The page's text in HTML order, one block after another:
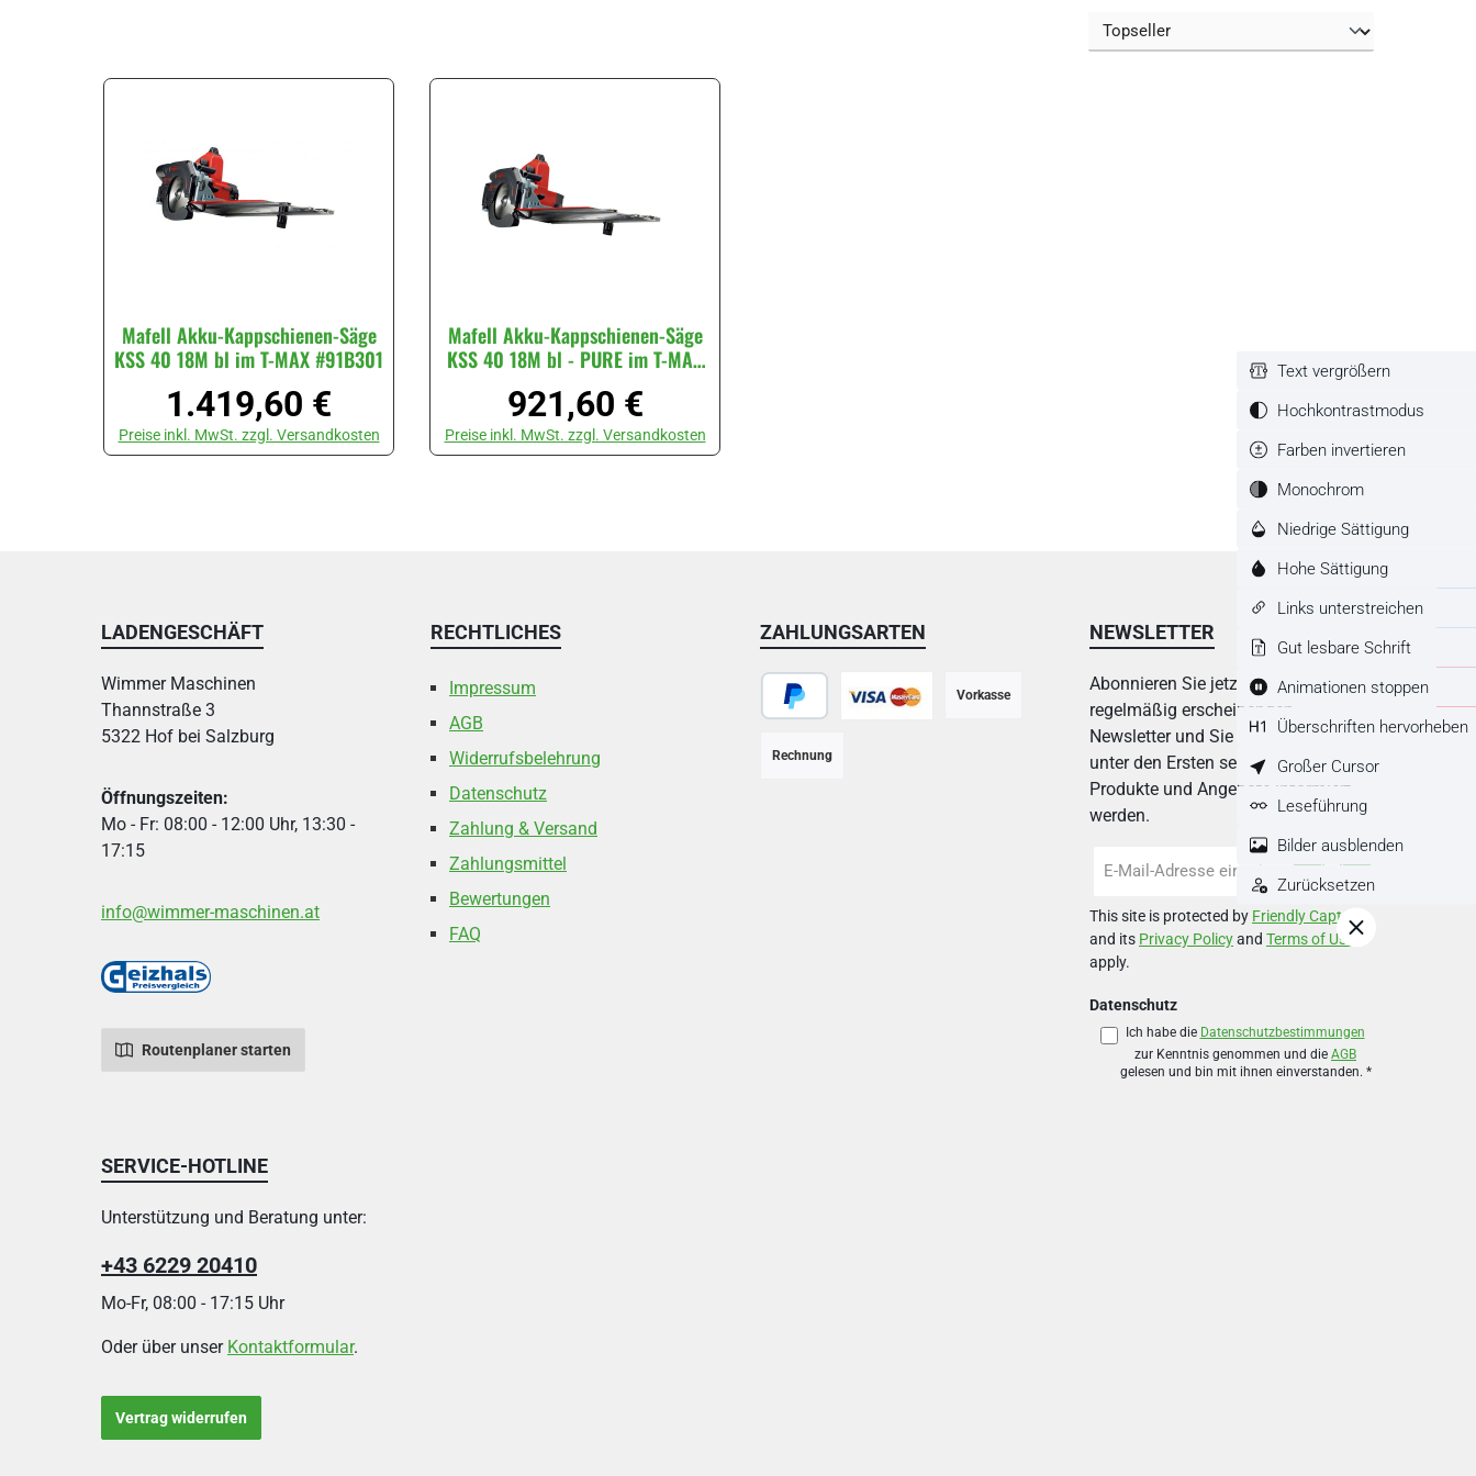
Mafell Akku-Kappschienen-Säge
KSS 40 18M bl im T-MAX #91B301
Regulärer Preis:
1.419,60 €
Preise inkl. MwSt. zzgl. Versandkosten
Produkt Anzahl: Gib den gewünschten Wert ein oder benutze die Schaltflächen um die Anzahl zu erhöhen oder zu reduzieren.
Mafell Akku-Kappschienen-Säge
KSS 40 18M bl - PURE im T-MAX
#91B302
Regulärer Preis:
921,60 €
Preise inkl. MwSt. zzgl. Versandkosten
Produkt Anzahl: Gib den gewünschten Wert ein oder benutze die Schaltflächen um die Anzahl zu erhöhen oder zu reduzieren.
LADENGESCHÄFT
Wimmer Maschinen
Thannstraße 3
5322 Hof bei Salzburg
Öffnungszeiten:
Mo - Fr: 08:00 - 12:00 Uhr, 13:30 -
17:15
info@wimmer-maschinen.at
Routenplaner starten
RECHTLICHES
Impressum
AGB
Widerrufsbelehrung
Datenschutz
Zahlung & Versand
Zahlungsmittel
Bewertungen
FAQ
ZAHLUNGSARTEN
Vorkasse
Rechnung
NEWSLETTER
Abonnieren Sie jetzt einfach unseren
regelmäßig erscheinenden
Newsletter und Sie werden stets
unter den Ersten sein, über neue
Produkte und Angebote informiert
werden.
Mail-
*
This site is protected by Friendly Captcha
and its Privacy Policyand Terms of Use
apply.
Datenschutz
Ich habe die Datenschutzbestimmungen
zur Kenntnis genommen und die AGB
gelesen und bin mit ihnen einverstanden. *
SERVICE-HOTLINE
Unterstützung und Beratung unter:
+43 6229 20410
Mo-Fr, 08:00 - 17:15 Uhr
Oder über unser Kontaktformular.
Vertrag widerrufen
Text vergrößern
Hochkontrastmodus
Farben invertieren
Monochrom
Niedrige Sättigung
Hohe Sättigung
Links unterstreichen
Gut lesbare Schrift
Animationen stoppen
Überschriften hervorheben
Großer Cursor
Leseführung
Bilder ausblenden
Zurücksetzen